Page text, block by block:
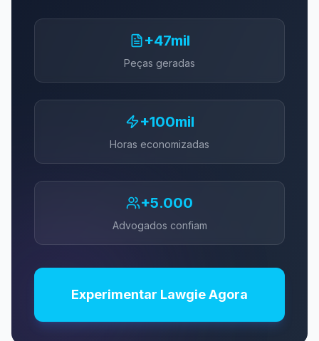
+47mil
Peças geradas
+100mil
Horas economizadas
+5.000
Advogados confiam
Experimentar Lawgie Agora